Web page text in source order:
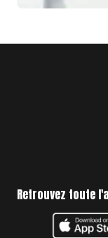
Retrouvez toute